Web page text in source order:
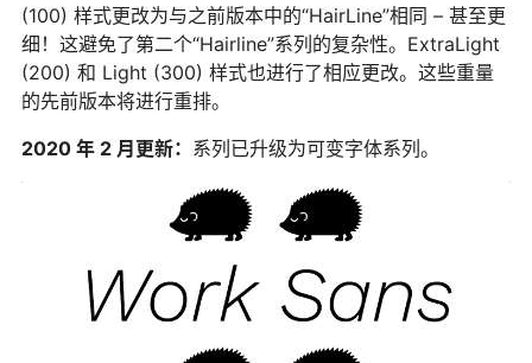
(100) 样式更改为与之前版本中的“HairLine”相同 – 甚至更
细！这避免了第二个“Hairline”系列的复杂性。ExtraLight
(200) 和 Light (300) 样式也进行了相应更改。这些重量
的先前版本将进行重排。
2020 年 2 月更新： 系列已升级为可变字体系列。